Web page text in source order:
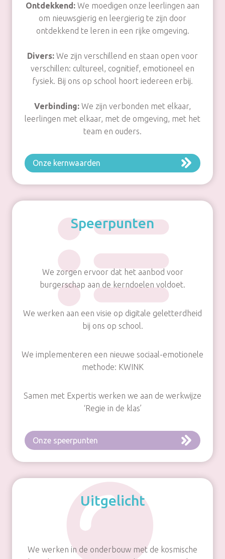
Ontdekkend: We moedigen onze leerlingen aan
om nieuwsgierig en leergierig te zijn door
ontdekkend te leren in een rijke omgeving.
Divers: We zijn verschillend en staan open voor
verschillen: cultureel, cognitief, emotioneel en
fysiek. Bij ons op school hoort iedereen erbij.
Verbinding: We zijn verbonden met elkaar,
leerlingen met elkaar, met de omgeving, met het
team en ouders.
Onze kernwaarden
Speerpunten
We zorgen ervoor dat het aanbod voor
burgerschap aan de kerndoelen voldoet.
We werken aan een visie op digitale geletterdheid
bij ons op school.
We implementeren een nieuwe sociaal-emotionele
methode: KWINK
Samen met Expertis werken we aan de werkwijze
‘Regie in de klas’
Onze speerpunten
Uitgelicht
We werken in de onderbouw met de kosmische